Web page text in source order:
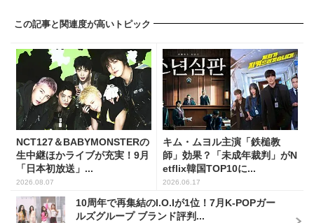
この記事と関連度が高いトピック
NCT127＆BABYMONSTERの
生中継ほかライブが充実！9月
「日本初放送」...
2026.08.07
キム・ムヨル主演「鉄槌教
師」効果？「未成年裁判」がN
etflix韓国TOP10に...
2026.06.17
10周年で再集結のI.O.Iが1位！7月K-POPガー
ルズグループ ブランド評判...